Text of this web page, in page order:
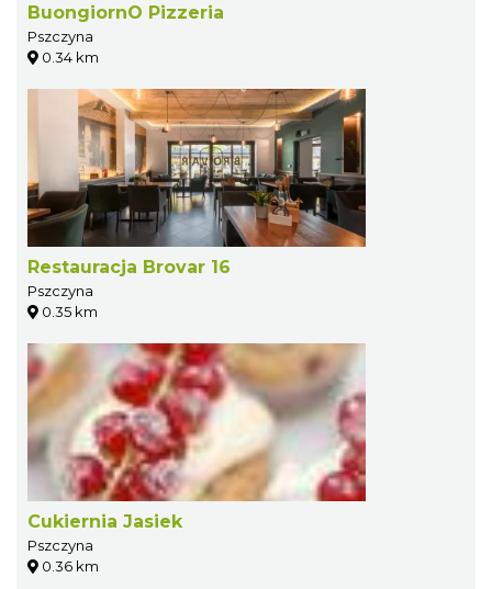
BuongiornO Pizzeria
Pszczyna
0.34 km
Restauracja Brovar 16
Pszczyna
0.35 km
Cukiernia Jasiek
Pszczyna
0.36 km